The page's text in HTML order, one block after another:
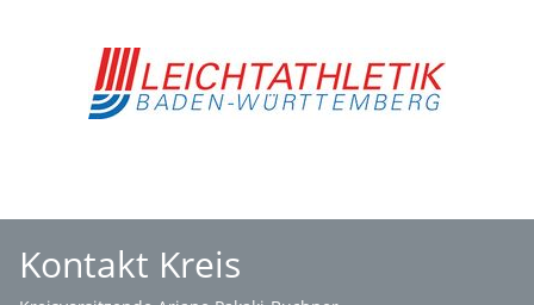
Kontakt Kreis